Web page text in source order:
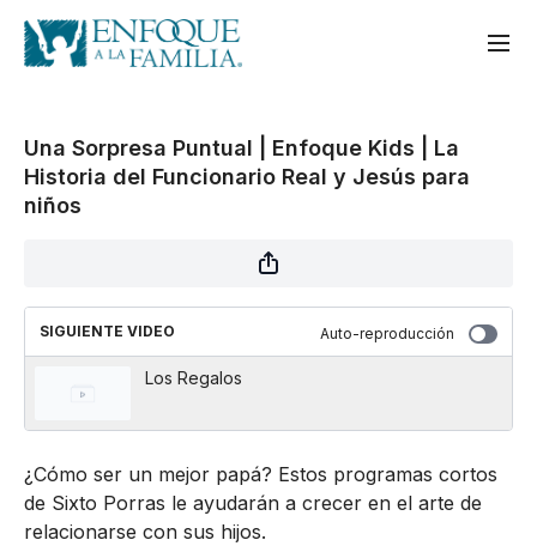
Una Sorpresa Puntual | Enfoque Kids | La
Historia del Funcionario Real y Jesús para
niños
SIGUIENTE VIDEO Auto-reproducción
Los Regalos
¿Cómo ser un mejor papá? Estos programas cortos
de Sixto Porras le ayudarán a crecer en el arte de
relacionarse con sus hijos.